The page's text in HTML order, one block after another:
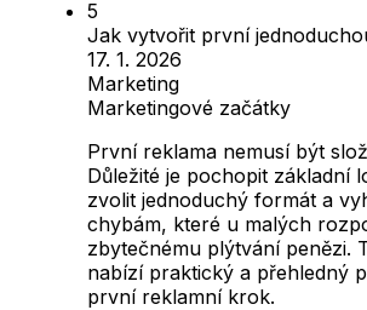
Jak vytvořit první
17. 1. 2026
Marketing
Marketingové začátky
První reklama nemusí být
Důležité je pochopit základní
zvolit jednoduchý formát a
chybám, které u malých
zbytečnému plýtvání penězi.
nabízí praktický a přehledný
první reklamní krok.